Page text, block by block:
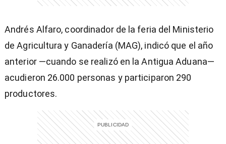
Andrés Alfaro, coordinador de la feria del Ministerio
de Agricultura y Ganadería (MAG), indicó que el año
anterior —cuando se realizó en la Antigua Aduana—
acudieron 26.000 personas y participaron 290
productores.